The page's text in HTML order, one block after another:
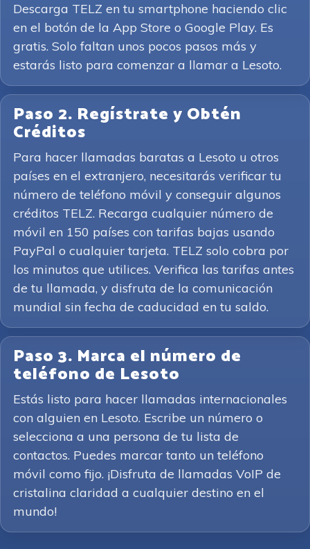
Descarga TELZ en tu smartphone haciendo clic
en el botón de la App Store o Google Play. Es
gratis. Solo faltan unos pocos pasos más y
estarás listo para comenzar a llamar a Lesoto.
Paso 2. Regístrate y Obtén
Créditos
Para hacer llamadas baratas a Lesoto u otros
países en el extranjero, necesitarás verificar tu
número de teléfono móvil y conseguir algunos
créditos TELZ. Recarga cualquier número de
móvil en 150 países con tarifas bajas usando
PayPal o cualquier tarjeta. TELZ solo cobra por
los minutos que utilices. Verifica las tarifas antes
de tu llamada, y disfruta de la comunicación
mundial sin fecha de caducidad en tu saldo.
Paso 3. Marca el número de
teléfono de Lesoto
Estás listo para hacer llamadas internacionales
con alguien en Lesoto. Escribe un número o
selecciona a una persona de tu lista de
contactos. Puedes marcar tanto un teléfono
móvil como fijo. ¡Disfruta de llamadas VoIP de
cristalina claridad a cualquier destino en el
mundo!